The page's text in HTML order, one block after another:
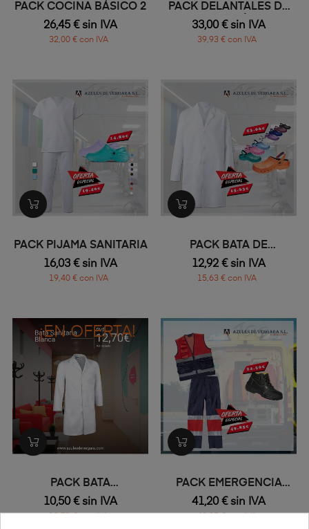
PACK COCINA BÁSICO 2
26,45 € sin IVA
32,00 € con IVA
PACK DELANTALES DE
ALGODÓN
33,00 € sin IVA
39,93 € con IVA
PACK PIJAMA SANITARIA
16,03 € sin IVA
19,40 € con IVA
PACK BATA DE
LABORATORIO
12,92 € sin IVA
15,63 € con IVA
¡EN OFERTA!
PACK BATA
LABORATORIO BLANCA
10,50 € sin IVA
PACK EMERGENCIA
SANITARIA
41,20 € sin IVA